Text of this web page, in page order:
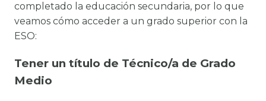
completado la educación secundaria, por lo que
veamos cómo acceder a un grado superior con la
ESO:
Tener un título de Técnico/a de Grado
Medio